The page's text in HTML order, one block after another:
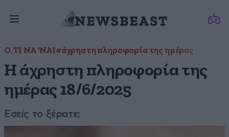
Ο,ΤΙ ΝΑ 'ΝΑΙ#άχρηστη πληροφορία της ημέρας
Η άχρηστη πληροφορία της
ημέρας 18/6/2025
Εσείς το ξέρατε;